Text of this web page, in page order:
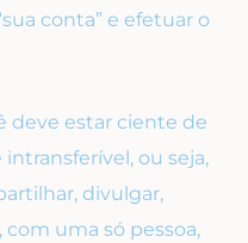
conta” e efetuar o
deve estar ciente de
ou seja,
divulgar,
uma só pessoa,